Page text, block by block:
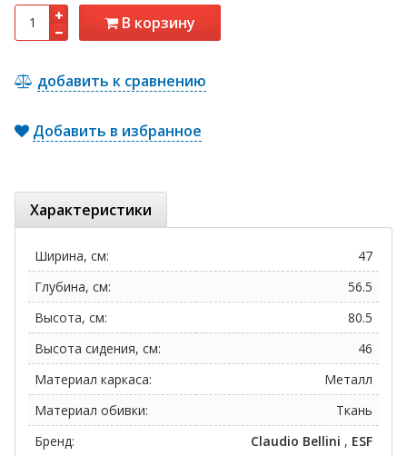
В корзину
добавить к сравнению
Добавить в избранное
Характеристики
Ширина, см:
47
Глубина, см:
56.5
Высота, см:
80.5
Высота сидения, см:
46
Материал каркаса:
Металл
Материал обивки:
Ткань
Бренд:
Claudio Bellini , ESF